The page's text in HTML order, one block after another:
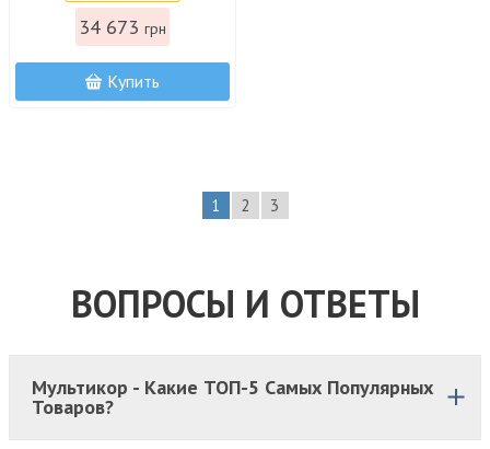
34 673 грн
Купить
1 2 3
ВОПРОСЫ И ОТВЕТЫ
Мультикор - Какие ТОП-5 Самых Популярных
Товаров?